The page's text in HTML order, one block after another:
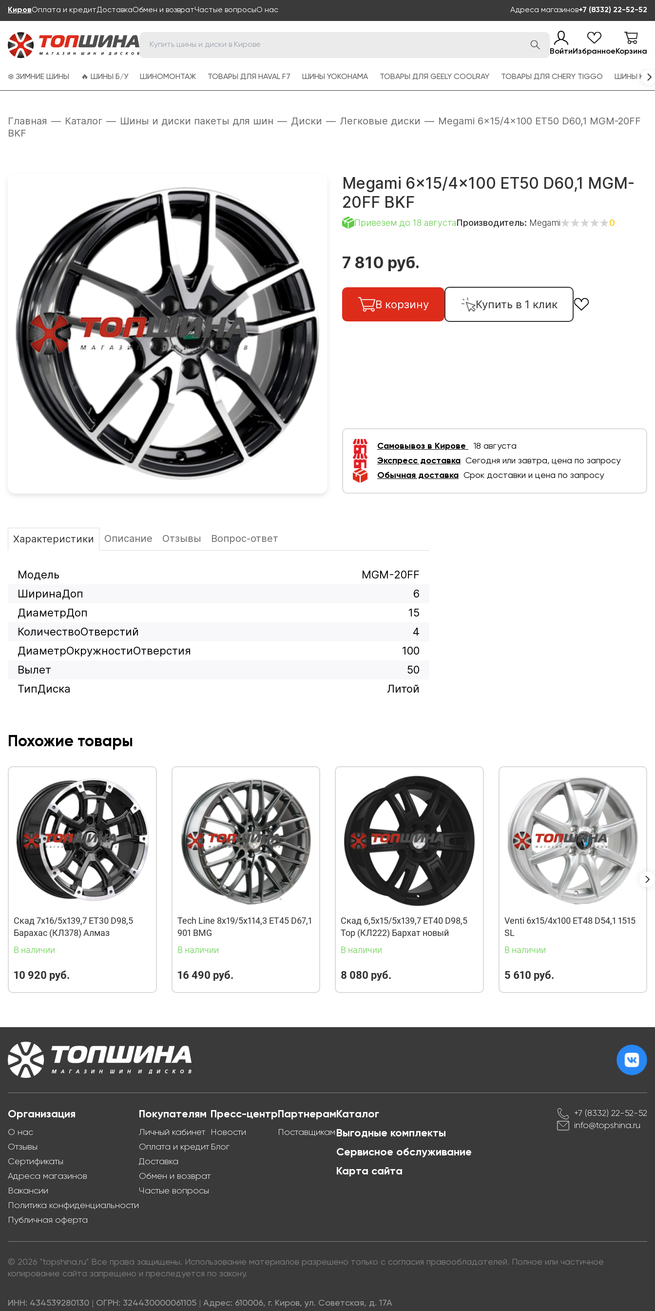
КировОплата и кредитДоставкаОбмен и возвратЧастые вопросыО нас Адреса магазинов+7 (8332) 22-52-52
ВойтиИзбранноеКорзина
❄️ ЗИМНИЕ ШИНЫ 🔥 ШИНЫ Б/У ШИНОМОНТАЖ ТОВАРЫ ДЛЯ HAVAL F7 ШИНЫ YOKOHAMA ТОВАРЫ ДЛЯ GEELY COOLRAY ТОВАРЫ ДЛЯ CHERY TIGGO ШИНЫ
Главная — Каталог — Шины и диски пакеты для шин — Диски — Легковые диски — Megami 6x15/4x100 ET50 D60,1 MGM-20FF
BKF
Megami 6x15/4x100 ET50 D60,1 MGM-
20FF BKF
Привезем до 18 августаПроизводитель: Megami 0
7 810 руб.
В корзину Купить в 1 клик
Самовывоз в Кирове
18 августа
Экспресс доставка Сегодня или завтра, цена по запросу
Обычная доставка Срок доставки и цена по запросу
Характеристики Описание Отзывы Вопрос-ответ
Модель
MGM-20FF
ШиринаДоп
6
ДиаметрДоп
15
КоличествоОтверстий
4
ДиаметрОкружностиОтверстия
100
Вылет
50
ТипДиска
Литой
Похожие товары
Скад 7x16/5x139,7 ET30 D98,5
Барахас (КЛ378) Алмаз
В наличии
10 920 руб.
Tech Line 8x19/5x114,3 ET45 D67,1
901 BMG
В наличии
16 490 руб.
Скад 6,5x15/5x139,7 ET40 D98,5
Тор (КЛ222) Бархат новый
В наличии
8 080 руб.
Venti 6x15/4x100 ET48 D54,1 1515
SL
В наличии
5 610 руб.
Организация
О нас
Отзывы
Сертификаты
Адреса магазинов
Вакансии
Политика конфиденциальности
Публичная оферта
Покупателям
Личный кабинет
Оплата и кредит
Доставка
Обмен и возврат
Частые вопросы
Пресс-центр
Новости
Блог
Партнерам
Поставщикам
Каталог
Выгодные комплекты
Сервисное обслуживание
Карта сайта
+7 (8332) 22-52-52
info@topshina.ru
© 2026 "topshina.ru" Все права защищены. Использование материалов разрешено только с согласия правообладателей. Полное или частичное
копирование сайта запрещено и преследуется по закону.
ИНН: 434539280130 ОГРН: 324430000061105 Адрес: 610006, г. Киров, ул. Советская, д. 17А